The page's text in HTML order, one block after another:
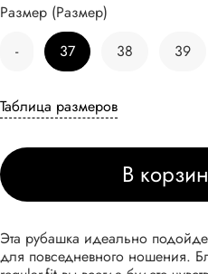
Таблица размеров
В
Размер (Размер)
-
37 38 39
Эта рубашка идеально
для повседневного ношения.